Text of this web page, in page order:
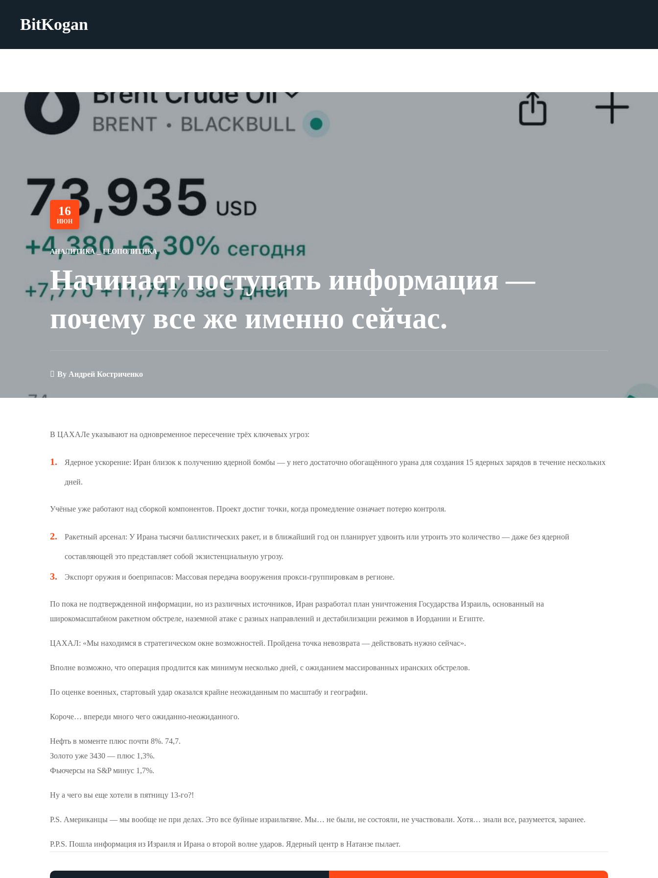
BitKogan
16
ИЮН
АНАЛИТИКА ГЕОПОЛИТИКА
Начинает поступать информация —
почему все же именно сейчас.
By Андрей Костриченко
В ЦАХАЛе указывают на одновременное пересечение трёх ключевых угроз:
Ядерное ускорение: Иран близок к получению ядерной бомбы — у него достаточно обогащённого урана для создания 15 ядерных зарядов в течение нескольких
дней.
Учёные уже работают над сборкой компонентов. Проект достиг точки, когда промедление означает потерю контроля.
Ракетный арсенал: У Ирана тысячи баллистических ракет, и в ближайший год он планирует удвоить или утроить это количество — даже без ядерной
составляющей это представляет собой экзистенциальную угрозу.
Экспорт оружия и боеприпасов: Массовая передача вооружения прокси-группировкам в регионе.
По пока не подтвержденной информации, но из различных источников, Иран разработал план уничтожения Государства Израиль, основанный на
широкомасштабном ракетном обстреле, наземной атаке с разных направлений и дестабилизации режимов в Иордании и Египте.
ЦАХАЛ: «Мы находимся в стратегическом окне возможностей. Пройдена точка невозврата — действовать нужно сейчас».
Вполне возможно, что операция продлится как минимум несколько дней, с ожиданием массированных иранских обстрелов.
По оценке военных, стартовый удар оказался крайне неожиданным по масштабу и географии.
Короче… впереди много чего ожиданно-неожиданного.
Нефть в моменте плюс почти 8%. 74,7.
Золото уже 3430 — плюс 1,3%.
Фьючерсы на S&P минус 1,7%.
Ну а чего вы еще хотели в пятницу 13-го?!
P.S. Американцы — мы вообще не при делах. Это все буйные израильтяне. Мы… не были, не состояли, не участвовали. Хотя… знали все, разумеется, заранее.
P.P.S. Пошла информация из Израиля и Ирана о второй волне ударов. Ядерный центр в Натанзе пылает.